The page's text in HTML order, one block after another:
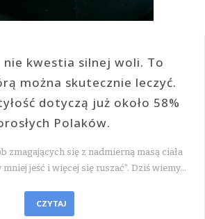
nie kwestia silnej woli. To
można skutecznie leczyć.
dotyczą już około 58%
Polaków.
zmagających się z nadmierną masą ciała
mniej jeść i więcej się ruszać”. Dziś wiemy…
CZYTAJ